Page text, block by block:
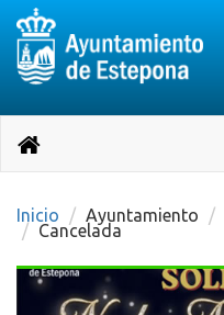
Destino:
Volver
inicio
Inicio Ayuntamiento
Cancelada